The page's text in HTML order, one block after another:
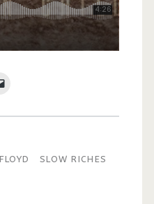
SLOW RICHES